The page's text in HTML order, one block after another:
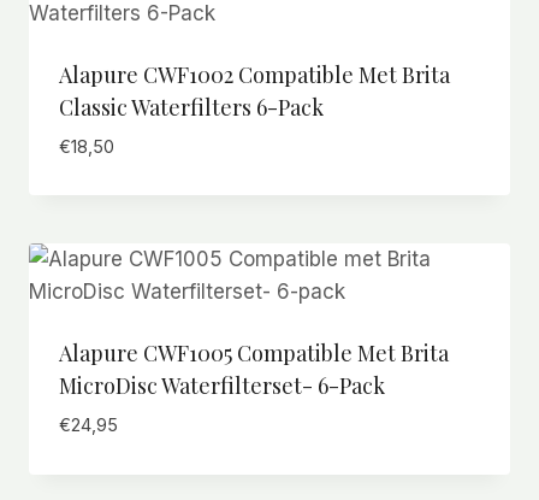
Alapure CWF1002 Compatible Met Brita
Classic Waterfilters 6-Pack
€18,50
Alapure CWF1005 Compatible Met Brita
MicroDisc Waterfilterset- 6-Pack
€24,95